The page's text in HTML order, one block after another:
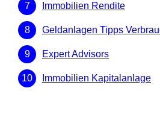
Immobilien Rendite
Geldanlagen Tipps
Expert Advisors
Immobilien Kapitalanlage